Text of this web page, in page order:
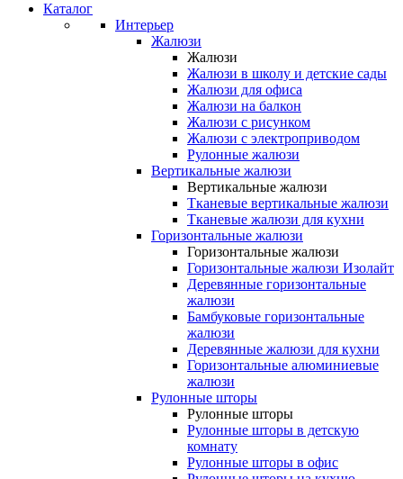
Каталог
Интерьер
Жалюзи
Жалюзи
Жалюзи в школу и детские сады
Жалюзи для офиса
Жалюзи на балкон
Жалюзи с рисунком
Жалюзи с электроприводом
Рулонные жалюзи
Вертикальные жалюзи
Вертикальные жалюзи
Тканевые вертикальные жалюзи
Тканевые жалюзи для кухни
Горизонтальные жалюзи
Горизонтальные жалюзи
Горизонтальные жалюзи Изолайт
Деревянные горизонтальные
жалюзи
Бамбуковые горизонтальные
жалюзи
Деревянные жалюзи для кухни
Горизонтальные алюминиевые
жалюзи
Рулонные шторы
Рулонные шторы
Рулонные шторы в детскую
комнату
Рулонные шторы в офис